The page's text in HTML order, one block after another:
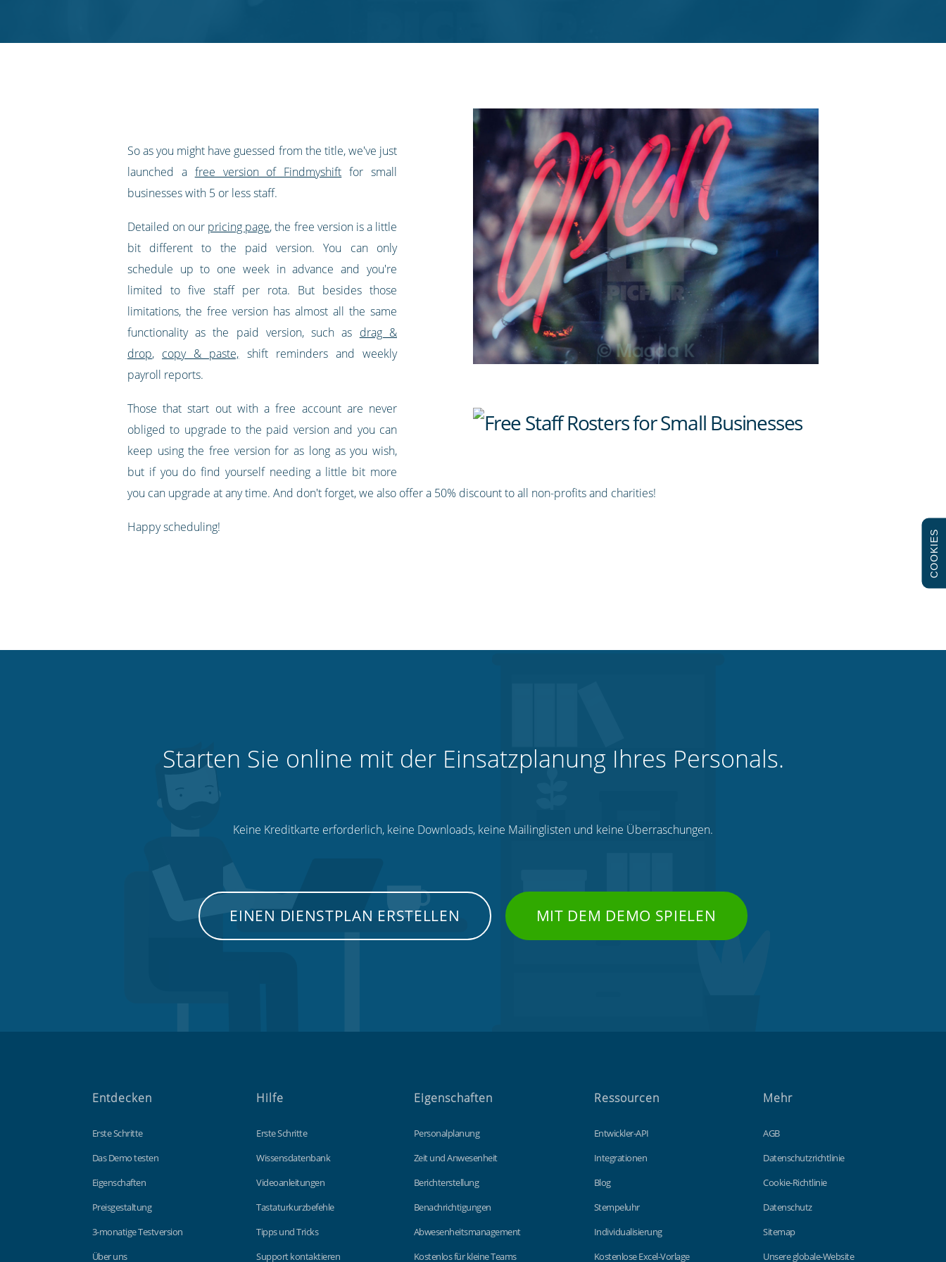
So as you might have guessed from the title, we've just
launched a free version of Findmyshift for small
businesses with 5 or less staff.
Detailed on our pricing page, the free version is a little
bit different to the paid version. You can only
schedule up to one week in advance and you're
limited to five staff per rota. But besides those
limitations, the free version has almost all the same
functionality as the paid version, such as drag &
drop, copy & paste, shift reminders and weekly
payroll reports.
Those that start out with a free account are never
obliged to upgrade to the paid version and you can
keep using the free version for as long as you wish,
but if you do find yourself needing a little bit more
you can upgrade at any time. And don't forget, we also offer a 50% discount to all non-profits and charities!
Happy scheduling!
Starten Sie online mit der Einsatzplanung Ihres Personals.
Keine Kreditkarte erforderlich, keine Downloads, keine Mailinglisten und keine Überraschungen.
EINEN DIENSTPLAN ERSTELLEN MIT DEM DEMO SPIELEN
Entdecken
Erste Schritte
Das Demo testen
Eigenschaften
Preisgestaltung
3-monatige Testversion
Über uns
Hilfe
Erste Schritte
Wissensdatenbank
Videoanleitungen
Tastaturkurzbefehle
Tipps und Tricks
Support kontaktieren
Eigenschaften
Personalplanung
Zeit und Anwesenheit
Berichterstellung
Benachrichtigungen
Abwesenheitsmanagement
Kostenlos für kleine Teams
Ressourcen
Entwickler-API
Integrationen
Blog
Stempeluhr
Individualisierung
Kostenlose Excel-Vorlage
Mehr
AGB
Datenschutzrichtlinie
Cookie-Richtlinie
Datenschutz
Sitemap
Unsere globale-Website
COOKIES